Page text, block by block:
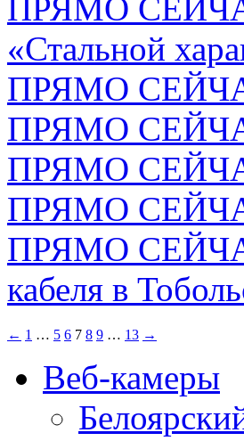
ПРЯМО СЕЙЧАС
«Стальной
ПРЯМО
ПРЯМО
ПРЯМО
ПРЯМО
ПРЯМО
кабеля в
← 1 … 5 6 7 8 9 … 13 →
Веб-камеры